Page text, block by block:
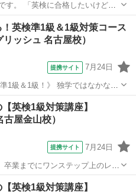
けど、
そんなあなたのために、
象レベル ・
イン
英検準1級＆1級対策コース
ッシュ 名古屋校）
提携サイト 7月24日
1級＆1級！》 独学ではなかなか
して不合格となってしまうのな
格を目指しましょう！まずはお
英検1級対策講座】
屋金山校）
提携サイト 7月24日
業までにワンステップ上のレベ
講
英検1級対策講座】